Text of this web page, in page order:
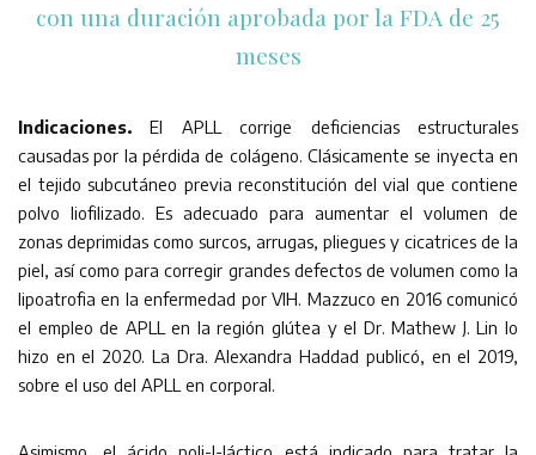
con una duración aprobada por la FDA de 25
meses
Indicaciones.El APLL corrige deficiencias estructurales
causadas por la pérdida de colágeno. Clásicamente se inyecta en
el tejido subcutáneo previa reconstitución del vial que contiene
polvo liofilizado. Es adecuado para aumentar el volumen de
zonas deprimidas como surcos, arrugas, pliegues y cicatrices de la
piel, así como para corregir grandes defectos de volumen como la
lipoatrofia en la enfermedad por VIH. Mazzuco en 2016 comunicó
el empleo de APLL en la región glútea y el Dr. Mathew J. Lin lo
hizo en el 2020. La Dra. Alexandra Haddad publicó, en el 2019,
sobre el uso del APLL en corporal.